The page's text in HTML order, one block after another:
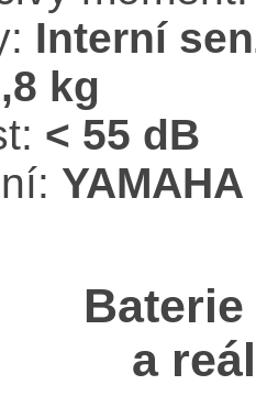
Interní
kg
< 55 dB
YAMAHA
Baterie
a